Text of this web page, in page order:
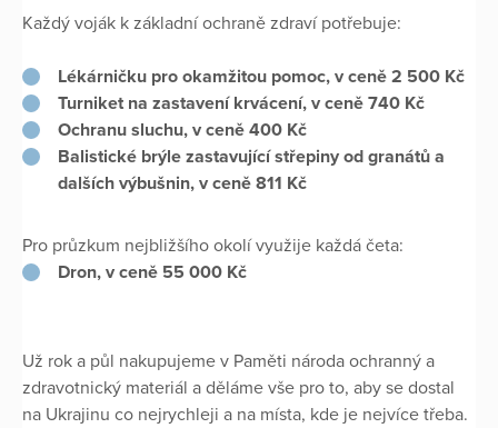
Každý voják k základní ochraně zdraví potřebuje:
Lékárničku pro okamžitou pomoc, v ceně 2 500 Kč
Turniket na zastavení krvácení, v ceně 740 Kč
Ochranu sluchu, v ceně 400 Kč
Balistické brýle zastavující střepiny od granátů a
dalších výbušnin, v ceně 811 Kč
Pro průzkum nejbližšího okolí využije každá četa:
Dron, v ceně 55 000 Kč
Už rok a půl nakupujeme v Paměti národa ochranný a
zdravotnický materiál a děláme vše pro to, aby se dostal
na Ukrajinu co nejrychleji a na místa, kde je nejvíce třeba.